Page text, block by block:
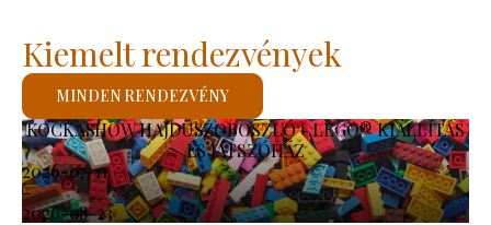
KOCKASHOW HAJDÚSZOBOSZLÓ - LEGO® KIÁLLÍTÁS
ÉS JÁTSZÓHÁZ
2026-07-11
-
2026-08-23
Kiemelt rendezvények
MINDEN RENDEZVÉNY